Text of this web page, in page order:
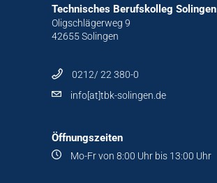
Technisches Berufskolleg Solingen
Oligschlägerweg 9
42655 Solingen
0212/ 22 380-0
info[at]tbk-solingen.de
Öffnungszeiten
Mo-Fr von 8:00 Uhr bis 13:00 Uhr